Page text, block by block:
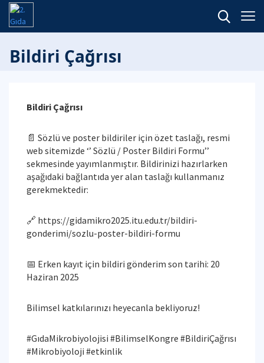
Bildiri Çağrısı
Bildiri Çağrısı
📄 Sözlü ve poster bildiriler için özet taslağı, resmi
web sitemizde ‘’ Sözlü / Poster Bildiri Formu’’
sekmesinde yayımlanmıştır. Bildirinizi hazırlarken
aşağıdaki bağlantıda yer alan taslağı kullanmanız
gerekmektedir:
🔗 https://gidamikro2025.itu.edu.tr/bildiri-
gonderimi/sozlu-poster-bildiri-formu
📅 Erken kayıt için bildiri gönderim son tarihi: 20
Haziran 2025
Bilimsel katkılarınızı heyecanla bekliyoruz!
#GıdaMikrobiyolojisi #BilimselKongre #BildiriÇağrısı
#Mikrobiyoloji #etkinlik